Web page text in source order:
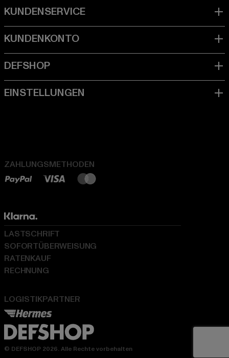
ZAHLUNGSMETHODEN
LOGISTIKPARTNER
LASTSCHRIFT
SOFORTÜBERWEISUNG
RATENKAUF
RECHNUNG
© DEFSHOP 2026. Alle Rechte vorbehalten